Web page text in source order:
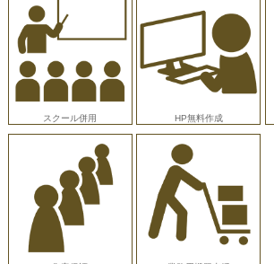
スクール併用 HP無料作成